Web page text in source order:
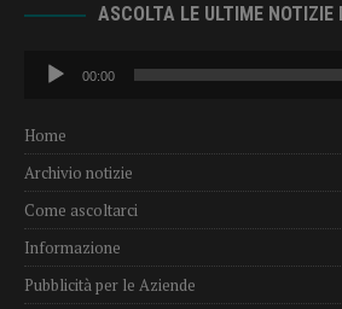
ASCOLTA LE ULTIME NOTIZIE
Audio
Player
00:00
Home
Archivio notizie
Come ascoltarci
Informazione
Pubblicità per le Aziende